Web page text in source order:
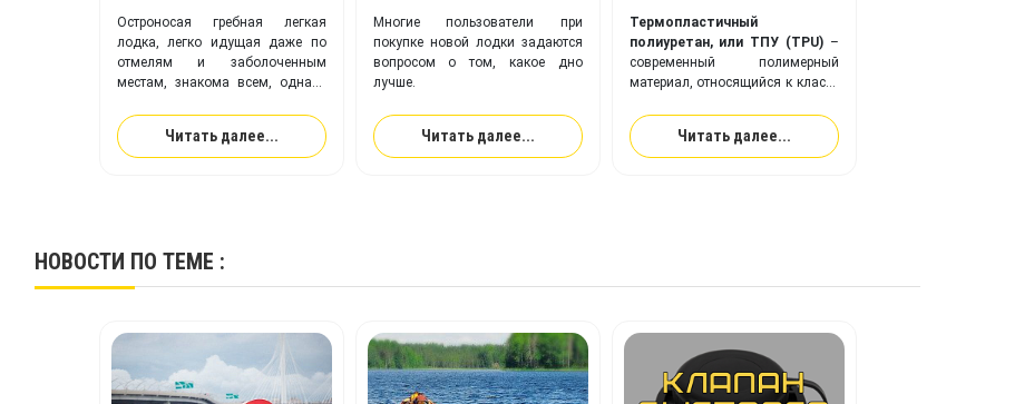
Остроносая гребная легкая
лодка, легко идущая даже по
отмелям и заболоченным
местам, знакома всем, однако
каноэ – определить могут
немногие.Читать далее...
Многие пользователи при
покупке новой лодки задаются
вопросом о том, какое дно
лучше.
Читать далее...
Термопластичный
полиуретан, или ТПУ (TPU)–
современный полимерный
материал, относящийся к классу
повышенной эластичностью (в
два раза эластичнее резины).
Ткань с покрытием изТПУ
Читать далее...
НОВОСТИ ПО ТЕМЕ :